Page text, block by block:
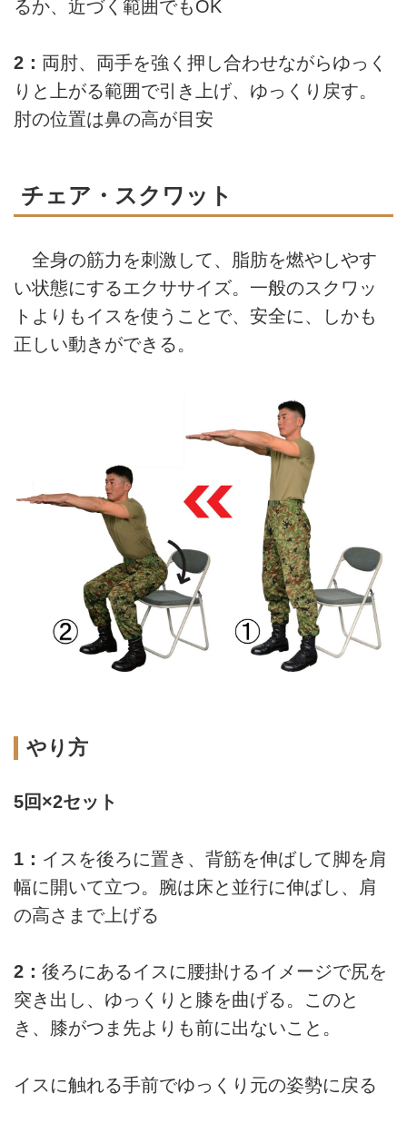
るか、近づく範囲でもOK
2： 両肘、両手を強く押し合わせながらゆっく
りと上がる範囲で引き上げ、ゆっくり戻す。
肘の位置は鼻の高が目安
チェア・スクワット
全身の筋力を刺激して、脂肪を燃やしやす
い状態にするエクササイズ。一般のスクワッ
トよりもイスを使うことで、安全に、しかも
正しい動きができる。
やり方
5回×2セット
1： イスを後ろに置き、背筋を伸ばして脚を肩
幅に開いて立つ。腕は床と並行に伸ばし、肩
の高さまで上げる
2： 後ろにあるイスに腰掛けるイメージで尻を
突き出し、ゆっくりと膝を曲げる。このと
き、膝がつま先よりも前に出ないこと。
イスに触れる手前でゆっくり元の姿勢に戻る